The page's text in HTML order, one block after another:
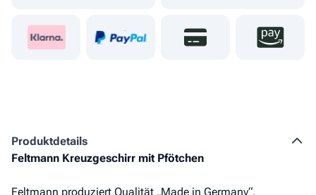
Produkt­details
Feltmann Kreuzgeschirr mit Pfötchen
Feltmann produziert Qualität „Made in Germany“.